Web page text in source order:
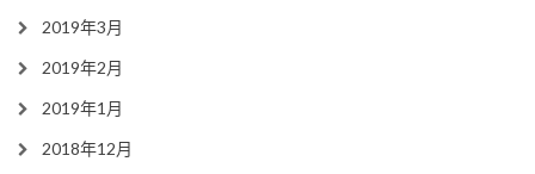
2019年3月
2019年2月
2019年1月
2018年12月